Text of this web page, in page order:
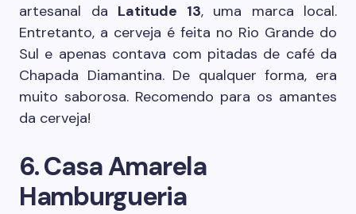
artesanal da Latitude 13, uma marca local.
Entretanto, a cerveja é feita no Rio Grande do
Sul e apenas contava com pitadas de café da
Chapada Diamantina. De qualquer forma, era
muito saborosa. Recomendo para os amantes
da cerveja!
6. Casa Amarela
Hamburgueria